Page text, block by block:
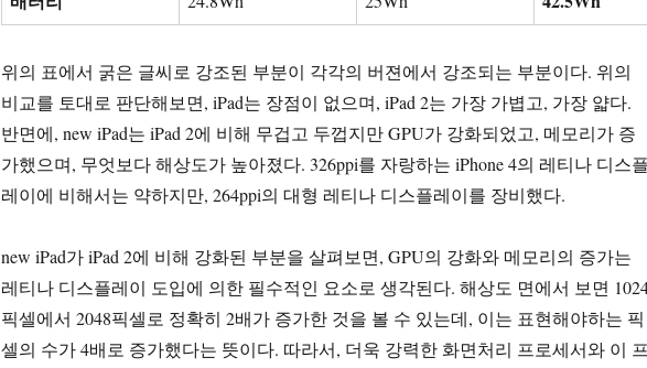
위의 표에서 굵은 글씨로 강조된 부분이 각각의 버젼에서 강조되는 부분이다. 위의
비교를 토대로 판단해보면, iPad는 장점이 없으며, iPad 2는 가장 가볍고, 가장 얇다.
반면에, new iPad는 iPad 2에 비해 무겁고 두껍지만 GPU가 강화되었고, 메모리가 증
가했으며, 무엇보다 해상도가 높아졌다. 326ppi를 자랑하는 iPhone 4의 레티나 디스플
레이에 비해서는 약하지만, 264ppi의 대형 레티나 디스플레이를 장비했다.
new iPad가 iPad 2에 비해 강화된 부분을 살펴보면, GPU의 강화와 메모리의 증가는
레티나 디스플레이 도입에 의한 필수적인 요소로 생각된다. 해상도 면에서 보면
픽셀에서 2048픽셀로 정확히 2배가 증가한 것을 볼 수 있는데, 이는 표현해야하는 픽
셀의 수가 4배로 증가했다는 뜻이다. 따라서, 더욱 강력한 화면처리 프로세서와 이 프